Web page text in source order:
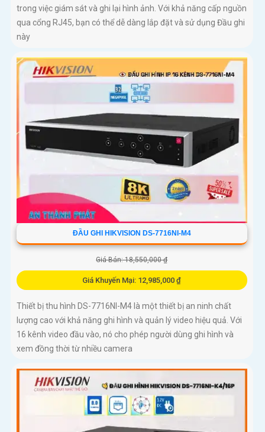
trong việc giám sát và ghi lại hình ảnh. Với khả năng cấp nguồn
qua cổng RJ45, bạn có thể dễ dàng lắp đặt và sử dụng Đầu ghi
này
ĐẦU GHI HIKVISION DS-7716NI-M4
Giá Bán: 18,550,000 ₫
Giá Khuyến Mại: 12,985,000 ₫
Thiết bị thu hình DS-7716NI-M4 là một thiết bị an ninh chất
lượng cao với khả năng ghi hình và quản lý video hiệu quả. Với
16 kênh video đầu vào, nó cho phép người dùng ghi hình và
xem đồng thời từ nhiều camera